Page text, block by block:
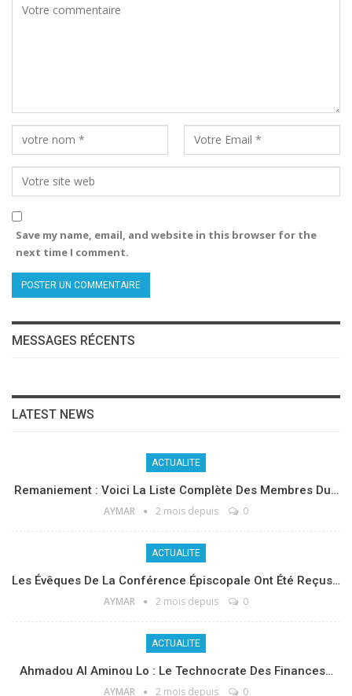
Save my name, email, and website in this browser for the
next time I comment.
MESSAGES RÉCENTS
LATEST NEWS
ACTUALITE
Remaniement : Voici La Liste Complète Des Membres Du…
AYMAR 2 mois depuis 0
ACTUALITE
Les Évêques De La Conférence Épiscopale Ont Été Reçus…
AYMAR 2 mois depuis 0
ACTUALITE
Ahmadou Al Aminou Lo : Le Technocrate Des Finances…
AYMAR 2 mois depuis 0